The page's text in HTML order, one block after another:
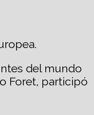
del mundo
Foret, participó